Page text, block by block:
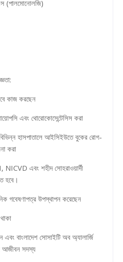
(পালমোনোলজি)
কাজ করছেন
এবং থোরোকোসেন্টেসিস করা
হাসপাতালে আইসিইউতে বুকের রোগ-
করা
এবং শহীদ সোহরাওয়ার্দী
হবে।
গবেষণাপত্র উপস্থাপন করেছেন
বাংলাদেশ সোসাইটি অব অ্যালার্জি
আজীবন সদস্য